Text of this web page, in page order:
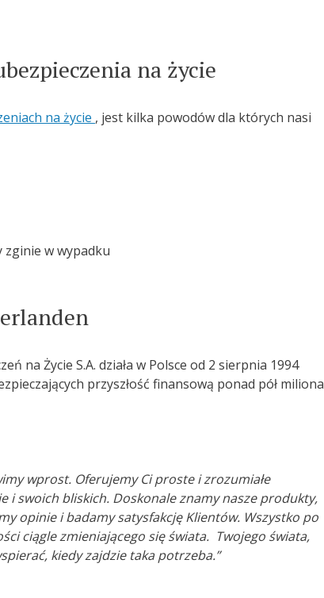
na życie
na życie , jest kilka powodów dla których nasi
zginie w wypadku
na Życie S.A. działa w Polsce od 2 sierpnia 1994
przyszłość finansową ponad pół miliona
wprost. Oferujemy Ci proste i zrozumiałe
i swoich bliskich. Doskonale znamy nasze produkty,
opinie i badamy satysfakcję Klientów. Wszystko po
ciągle zmieniającego się świata. Twojego świata,
kiedy zajdzie taka potrzeba.”